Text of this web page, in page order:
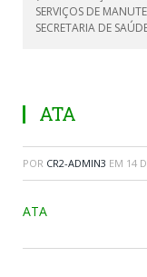
SERVIÇOS DE
SECRETARIA DE
ATA
POR CR2-ADMIN3 EM 14
ATA